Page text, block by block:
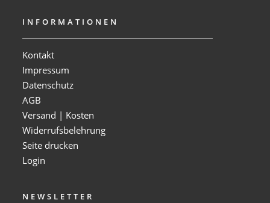
INFORMATIONEN
Kontakt
Impressum
Datenschutz
AGB
Versand | Kosten
Widerrufsbelehrung
Seite drucken
Login
NEWSLETTER